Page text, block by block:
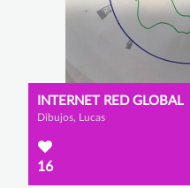
INTERNET RED GLOBAL
Dibujos, Lucas
16